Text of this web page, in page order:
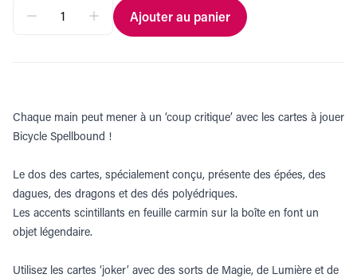
Ajouter au panier
Chaque main peut mener à un ‘coup critique’ avec les cartes à jouer
Bicycle Spellbound !
Le dos des cartes, spécialement conçu, présente des épées, des
dagues, des dragons et des dés polyédriques.
Les accents scintillants en feuille carmin sur la boîte en font un
objet légendaire.
Utilisez les cartes ‘joker’ avec des sorts de Magie, de Lumière et de